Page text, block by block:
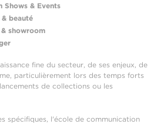
Shows & Events
beauté
showroom
fine du secteur, de ses enjeux, de
particulièrement lors des temps forts
de collections ou les
spécifiques, l'école de communication